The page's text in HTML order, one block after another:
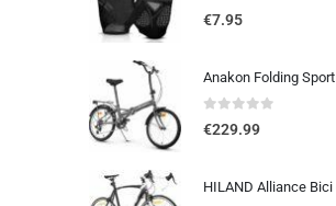
0out of 5
€7.95
Anakon Folding Sport
0out of 5
€229.99